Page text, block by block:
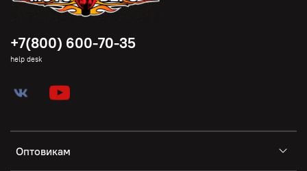
Оптовикам
+7(800) 600-70-35
help desk